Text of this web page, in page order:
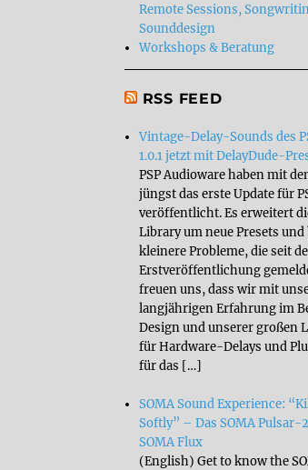
Remote Sessions,
Sounddesign
Workshops & Beratung
RSS FEED
Vintage-Delay-Sounds des
1.0.1 jetzt mit DelayDude-
PSP Audioware haben mit
jüngst das erste Update für
veröffentlicht. Es erweitert
Library um neue Presets
kleinere Probleme, die seit
Erstveröffentlichung
freuen uns, dass wir mit
langjährigen Erfahrung im
Design und unserer großen
für Hardware-Delays und
für das […]
SOMA Sound Experience:
Softly” – Das SOMA Pulsar-
SOMA Flux
(English) Get to know the